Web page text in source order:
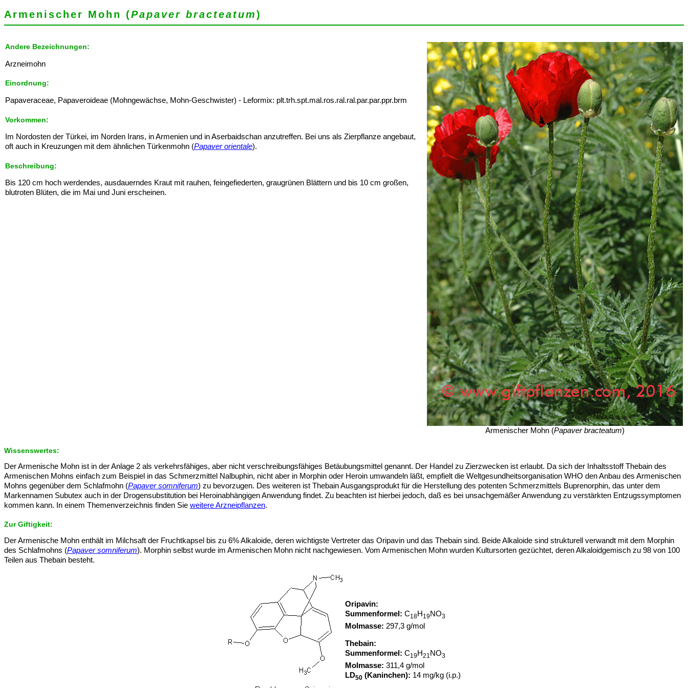
Armenischer Mohn (Papaver bracteatum)
Andere Bezeichnungen:
Arzneimohn
Einordnung:
Papaveraceae, Papaveroideae (Mohngewächse, Mohn-Geschwister) - Leformix: plt.trh.spt.mal.ros.ral.ral.par.par.ppr.brm
Vorkommen:
Im Nordosten der Türkei, im Norden Irans, in Armenien und in Aserbaidschan anzutreffen. Bei uns als Zierpflanze angebaut,
oft auch in Kreuzungen mit dem ähnlichen Türkenmohn (Papaver orientale).
Beschreibung:
Bis 120 cm hoch werdendes, ausdauerndes Kraut mit rauhen, feingefiederten, graugrünen Blättern und bis 10 cm großen,
blutroten Blüten, die im Mai und Juni erscheinen.
Armenischer Mohn (Papaver bracteatum)
Wissenswertes:
Der Armenische Mohn ist in der Anlage 2 als verkehrsfähiges, aber nicht verschreibungsfähiges Betäubungsmittel genannt. Der Handel zu Zierzwecken ist erlaubt. Da sich der Inhaltsstoff Thebain des
Armenischen Mohns einfach zum Beispiel in das Schmerzmittel Nalbuphin, nicht aber in Morphin oder Heroin umwandeln läßt, empfielt die Weltgesundheitsorganisation WHO den Anbau des Armenischen
Mohns gegenüber dem Schlafmohn (Papaver somniferum) zu bevorzugen. Des weiteren ist Thebain Ausgangsprodukt für die Herstellung des potenten Schmerzmittels Buprenorphin, das unter dem
Markennamen Subutex auch in der Drogensubstitution bei Heroinabhängigen Anwendung findet. Zu beachten ist hierbei jedoch, daß es bei unsachgemäßer Anwendung zu verstärkten Entzugssymptomen
kommen kann. In einem Themenverzeichnis finden Sie weitere Arzneipflanzen.
Zur Giftigkeit:
Der Armenische Mohn enthält im Milchsaft der Fruchtkapsel bis zu 6% Alkaloide, deren wichtigste Vertreter das Oripavin und das Thebain sind. Beide Alkaloide sind strukturell verwandt mit dem Morphin
des Schlafmohns (Papaver somniferum). Morphin selbst wurde im Armenischen Mohn nicht nachgewiesen. Vom Armenischen Mohn wurden Kultursorten gezüchtet, deren Alkaloidgemisch zu 98 von 100
Teilen aus Thebain besteht.
Oripavin:
Summenformel: C18H 19NO3
Molmasse: 297,3 g/mol
Thebain:
Summenformel: C19H21 NO3
Molmasse: 311,4 g/mol
LD50(Kaninchen): 14 mg/kg (i.p.)